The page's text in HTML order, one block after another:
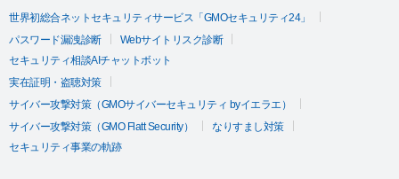
世界初総合ネットセキュリティサービス「GMOセキュリティ24」
パスワード漏洩診断
Webサイトリスク診断
セキュリティ相談AIチャットボット
実在証明・盗聴対策
サイバー攻撃対策（GMOサイバーセキュリティ byイエラエ）
サイバー攻撃対策（GMO Flatt Security）
なりすまし対策
セキュリティ事業の軌跡